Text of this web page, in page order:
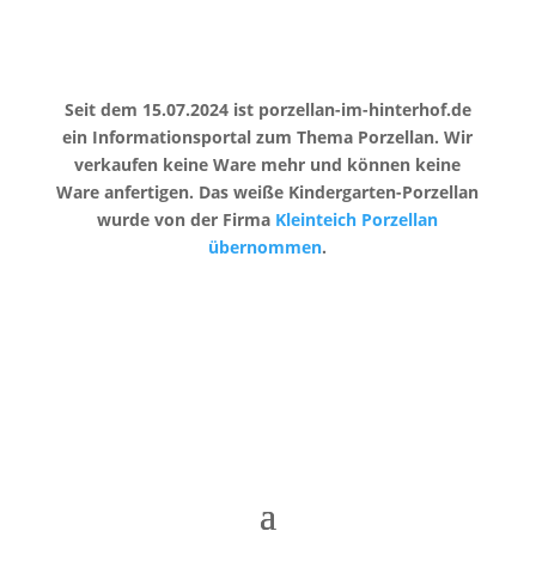
Seit dem 15.07.2024 ist porzellan-im-hinterhof.de
ein Informationsportal zum Thema Porzellan. Wir
verkaufen keine Ware mehr und können keine
Ware anfertigen. Das weiße Kindergarten-Porzellan
wurde von der Firma Kleinteich Porzellan
übernommen.